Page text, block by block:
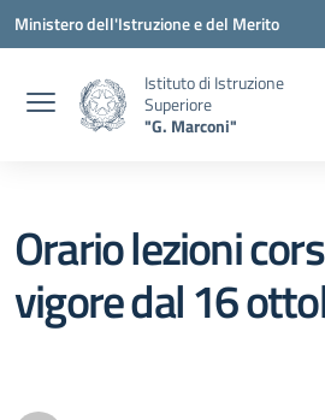
Vai ai contenuti
Vai al menu di navigazione
Vai al footer
Ministero dell'Istruzione e del Merito
Istituto di Istruzione
Superiore
"G. Marconi"
Orario lezioni
vigore dal 16